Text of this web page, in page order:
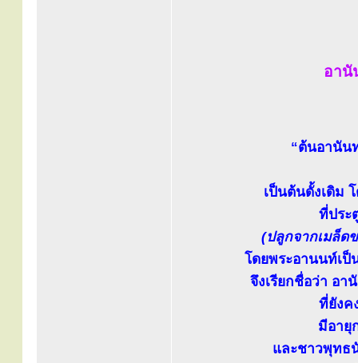
อานั
“ต้นอานัน
เป็นต้นดั้งเดิม
ที่ประ
(ปลูกจากเมล็ด
โดยพระอานนท์เ
จึงเรียกชื่อว่า อ
ที่ยังค
มีอายุ
และชาวพุทธ